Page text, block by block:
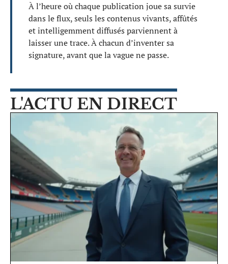
À l’heure où chaque publication joue sa survie
dans le flux, seuls les contenus vivants, affûtés
et intelligemment diffusés parviennent à
laisser une trace. À chacun d’inventer sa
signature, avant que la vague ne passe.
L'ACTU EN DIRECT